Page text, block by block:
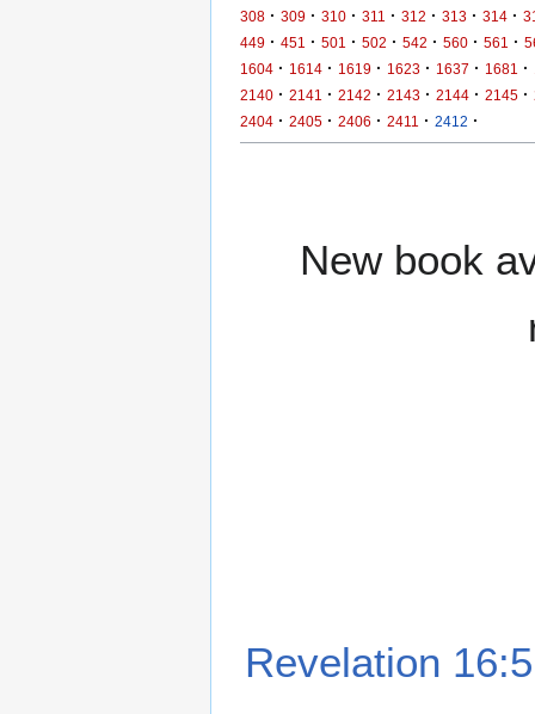
308 · 309 · 310 · 311 · 312 · 313 · 314 ·
449 · 451 · 501 · 502 · 542 · 560 · 561 ·
1604 · 1614 · 1619 · 1623 · 1637 · 1681 ·
2140 · 2141 · 2142 · 2143 · 2144 · 2145 ·
2404 · 2405 · 2406 · 2411 · 2412 ·
New book
Revelation